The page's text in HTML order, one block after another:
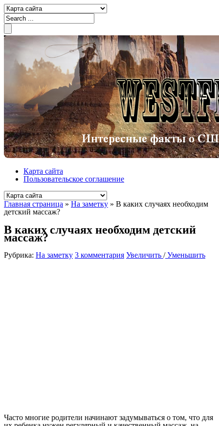
Карта сайта
Пользовательское соглашение
Главная страница » На заметку » В каких случаях необходим
детский массаж?
В каких случаях необходим детский
массаж?
Рубрика: На заметку 3 комментария Увеличить /Уменьшить
Часто многие родители начинают задумываться о том, что для